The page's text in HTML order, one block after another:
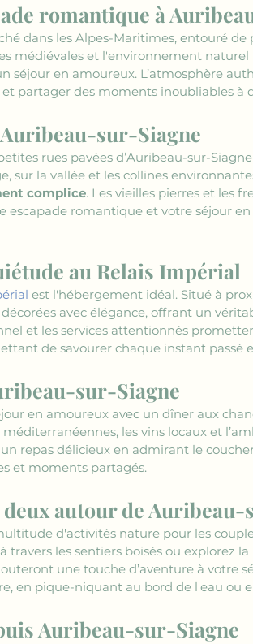
romantique à
dans les Alpes-Maritimes, entouré de
médiévales et l'environnement
en amoureux. L’atmosphère
partager des moments inoubliables à
sur-Siagne
rues pavées d’Auribeau-sur-
sur la vallée et les collines
complice. Les vieilles pierres et les
escapade romantique et votre séjour
au Relais Impérial
est l'hébergement idéal. Situé à
avec élégance, offrant un
et les services attentionnés
de savourer chaque instant passé
sur-Siagne
en amoureux avec un dîner aux
les vins locaux et
repas délicieux en admirant le
et moments partagés.
autour de Auribeau-
d'activités nature pour les
les sentiers boisés ou explorez la
une touche d’aventure à votre
en pique-niquant au bord de l'eau ou
Auribeau-sur-Siagne